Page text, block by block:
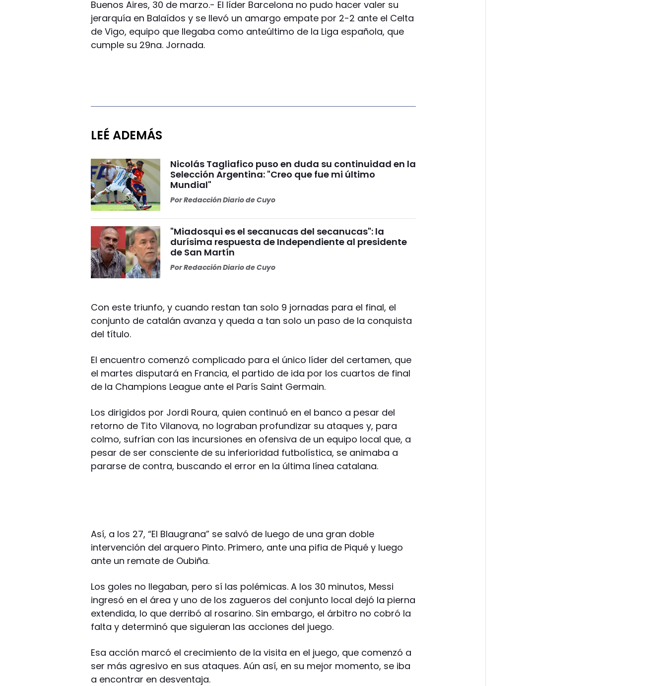
Buenos Aires, 30 de marzo.- El líder Barcelona no pudo hacer valer su
jerarquía en Balaídos y se llevó un amargo empate por 2-2 ante el Celta
de Vigo, equipo que llegaba como anteúltimo de la Liga española, que
cumple su 29na. Jornada.
LEÉ ADEMÁS
Nicolás Tagliafico puso en duda su continuidad en la
Selección Argentina: "Creo que fue mi último
Mundial"
PorRedacción Diario de Cuyo
"Miadosqui es el secanucas del secanucas": la
durísima respuesta de Independiente al presidente
de San Martín
PorRedacción Diario de Cuyo
Con este triunfo, y cuando restan tan solo 9 jornadas para el final, el
conjunto de catalán avanza y queda a tan solo un paso de la conquista
del título.
El encuentro comenzó complicado para el único líder del certamen, que
el martes disputará en Francia, el partido de ida por los cuartos de final
de la Champions League ante el París Saint Germain.
Los dirigidos por Jordi Roura, quien continuó en el banco a pesar del
retorno de Tito Vilanova, no lograban profundizar su ataques y, para
colmo, sufrían con las incursiones en ofensiva de un equipo local que, a
pesar de ser consciente de su inferioridad futbolística, se animaba a
pararse de contra, buscando el error en la última línea catalana.
Así, a los 27, “El Blaugrana” se salvó de luego de una gran doble
intervención del arquero Pinto. Primero, ante una pifia de Piqué y luego
ante un remate de Oubiña.
Los goles no llegaban, pero sí las polémicas. A los 30 minutos, Messi
ingresó en el área y uno de los zagueros del conjunto local dejó la pierna
extendida, lo que derribó al rosarino. Sin embargo, el árbitro no cobró la
falta y determinó que siguieran las acciones del juego.
Esa acción marcó el crecimiento de la visita en el juego, que comenzó a
ser más agresivo en sus ataques. Aún así, en su mejor momento, se iba
a encontrar en desventaja.